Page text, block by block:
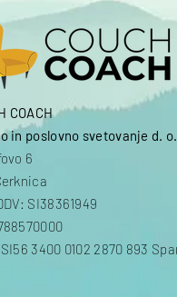
COACH
in poslovno svetovanje d.
6
SI38361949
3400 0102 2870 893